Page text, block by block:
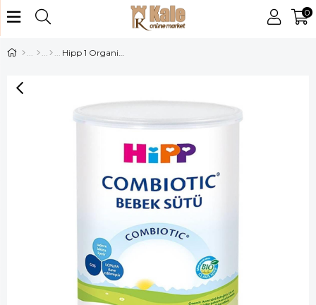
0
Hipp 1 Organik Combiotik Devam Sütü 350 Gr